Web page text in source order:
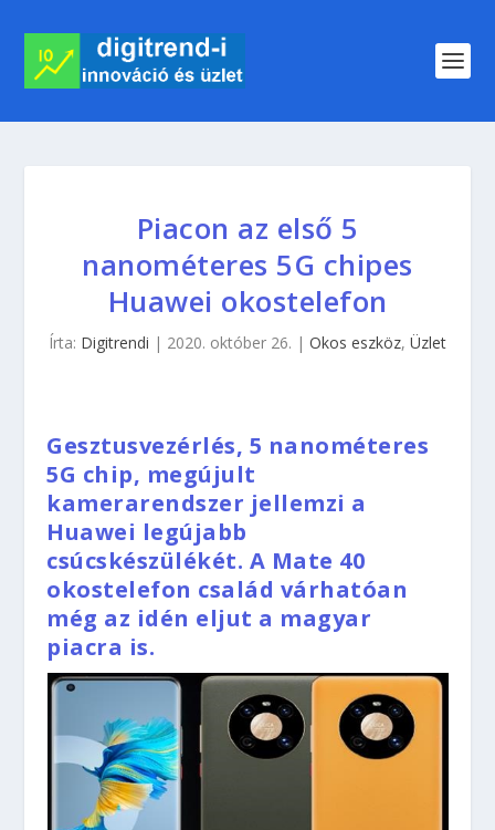
Piacon az első 5
nanométeres 5G chipes
Huawei okostelefon
Írta: Digitrendi | 2020. október 26. | Okos eszköz, Üzlet
Gesztusvezérlés, 5 nanométeres
5G chip, megújult
kamerarendszer jellemzi a
Huawei legújabb
csúcskészülékét. A Mate 40
okostelefon család várhatóan
még az idén eljut a magyar
piacra is.